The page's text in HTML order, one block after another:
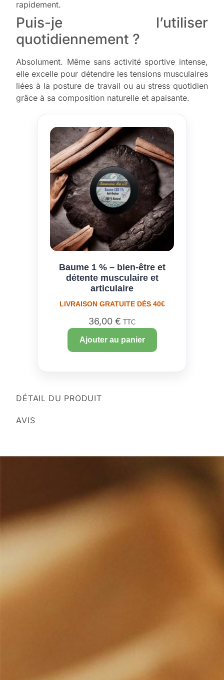
rapidement.
Puis-je l’utiliser
quotidiennement ?
Absolument. Même sans activité sportive intense,
elle excelle pour détendre les tensions musculaires
liées à la posture de travail ou au stress quotidien
grâce à sa composition naturelle et apaisante.
Baume 1 % – bien-être et
détente musculaire et
articulaire
LIVRAISON GRATUITE DÈS 40€
36,00 € TTC
Ajouter au panier
DÉTAIL DU PRODUIT
AVIS